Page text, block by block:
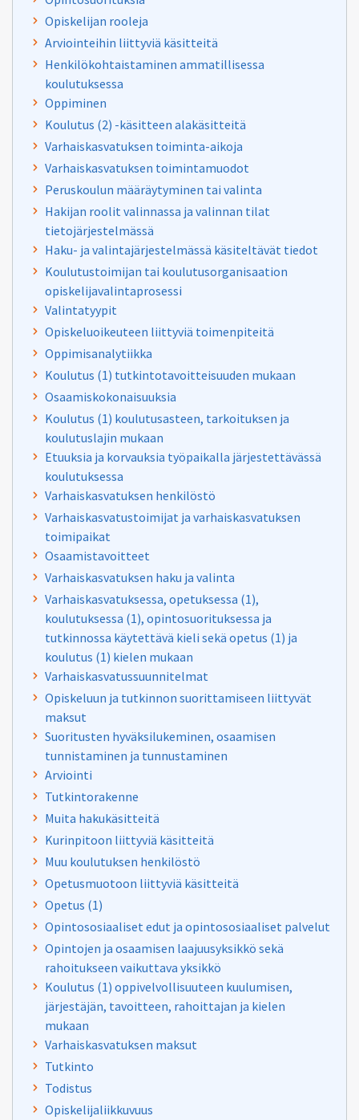
Opiskelijan rooleja
Arviointeihin liittyviä käsitteitä
Henkilökohtaistaminen ammatillisessa
koulutuksessa
Oppiminen
Koulutus (2) -käsitteen alakäsitteitä
Varhaiskasvatuksen toiminta-aikoja
Varhaiskasvatuksen toimintamuodot
Peruskoulun määräytyminen tai valinta
Hakijan roolit valinnassa ja valinnan tilat
tietojärjestelmässä
Haku- ja valintajärjestelmässä käsiteltävät tiedot
Koulutustoimijan tai koulutusorganisaation
opiskelijavalintaprosessi
Valintatyypit
Opiskeluoikeuteen liittyviä toimenpiteitä
Oppimisanalytiikka
Koulutus (1) tutkintotavoitteisuuden mukaan
Osaamiskokonaisuuksia
Koulutus (1) koulutusasteen, tarkoituksen ja
koulutuslajin mukaan
Etuuksia ja korvauksia työpaikalla järjestettävässä
koulutuksessa
Varhaiskasvatuksen henkilöstö
Varhaiskasvatustoimijat ja varhaiskasvatuksen
toimipaikat
Osaamistavoitteet
Varhaiskasvatuksen haku ja valinta
Varhaiskasvatuksessa, opetuksessa (1),
koulutuksessa (1), opintosuorituksessa ja
tutkinnossa käytettävä kieli sekä opetus (1) ja
koulutus (1) kielen mukaan
Varhaiskasvatussuunnitelmat
Opiskeluun ja tutkinnon suorittamiseen liittyvät
maksut
Suoritusten hyväksilukeminen, osaamisen
tunnistaminen ja tunnustaminen
Arviointi
Tutkintorakenne
Muita hakukäsitteitä
Kurinpitoon liittyviä käsitteitä
Muu koulutuksen henkilöstö
Opetusmuotoon liittyviä käsitteitä
Opetus (1)
Opintososiaaliset edut ja opintososiaaliset palvelut
Opintojen ja osaamisen laajuusyksikkö sekä
rahoitukseen vaikuttava yksikkö
Koulutus (1) oppivelvollisuuteen kuulumisen,
järjestäjän, tavoitteen, rahoittajan ja kielen
mukaan
Varhaiskasvatuksen maksut
Tutkinto
Todistus
Opiskelijaliikkuvuus